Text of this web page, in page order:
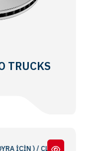
TRUCKS
) / CLOSE FIT (FOR